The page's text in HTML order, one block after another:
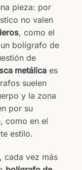
pieza: por
no valen
, como el
bolígrafo de
de
metálica es
suelen
y la zona
por su
, como en el
estilo.
cada vez más